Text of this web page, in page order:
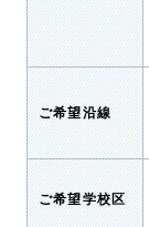
ご希望沿線
ご希望学校区